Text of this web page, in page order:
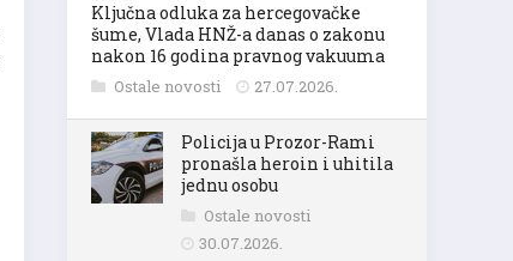
Ključna odluka za hercegovačke
šume, Vlada HNŽ-a danas o zakonu
nakon 16 godina pravnog vakuuma
Ostale novosti 27.07.2026.
Policija u Prozor-Rami
pronašla heroin i uhitila
jednu osobu
Ostale novosti
30.07.2026.